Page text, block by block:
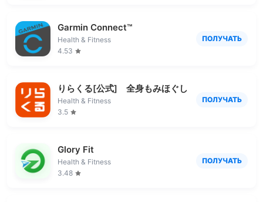
Garmin Connect™
Health & Fitness
4.53
ПОЛУЧАТЬ
りらくる[公式] 全身もみほぐし・足つぼ＆フット
Health & Fitness
3.5
ПОЛУЧАТЬ
Glory Fit
Health & Fitness
3.48
ПОЛУЧАТЬ